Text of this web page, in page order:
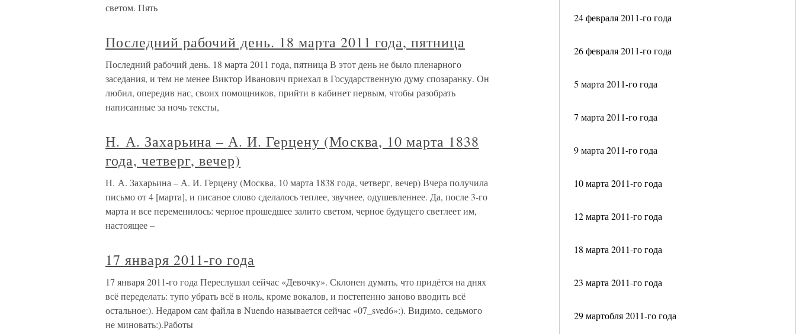
24 февраля 2011-го года
26 февраля 2011-го года
5 марта 2011-го года
7 марта 2011-го года
9 марта 2011-го года
10 марта 2011-го года
12 марта 2011-го года
18 марта 2011-го года
23 марта 2011-го года
29 мартобля 2011-го года
светом. Пять
Последний рабочий день. 18 марта 2011 года, пятница
Последний рабочий день. 18 марта 2011 года, пятница В этот день не было пленарного
заседания, и тем не менее Виктор Иванович приехал в Государственную думу спозаранку. Он
любил, опередив нас, своих помощников, прийти в кабинет первым, чтобы разобрать
написанные за ночь тексты,
Н. А. Захарьина – А. И. Герцену (Москва, 10 марта 1838
года, четверг, вечер)
Н. А. Захарьина – А. И. Герцену (Москва, 10 марта 1838 года, четверг, вечер) Вчера получила
письмо от 4 [марта], и писаное слово сделалось теплее, звучнее, одушевленнее. Да, после 3-го
марта и все переменилось: черное прошедшее залито светом, черное будущего светлеет им,
настоящее –
17 января 2011-го года
17 января 2011-го года Переслушал сейчас «Девочку». Склонен думать, что придётся на днях
всё переделать: тупо убрать всё в ноль, кроме вокалов, и постепенно заново вводить всё
остальное:). Недаром сам файла в Nuendo называется сейчас «07_sved6»:). Видимо, седьмого
не миновать:).Работы